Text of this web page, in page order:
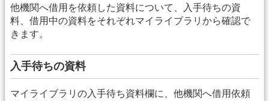
他機関へ借用を依頼した資料について、入手待ちの資
料、借用中の資料をそれぞれマイライブラリから確認で
きます。
入手待ちの資料
マイライブラリの入手待ち資料欄に、他機関へ借用依頼